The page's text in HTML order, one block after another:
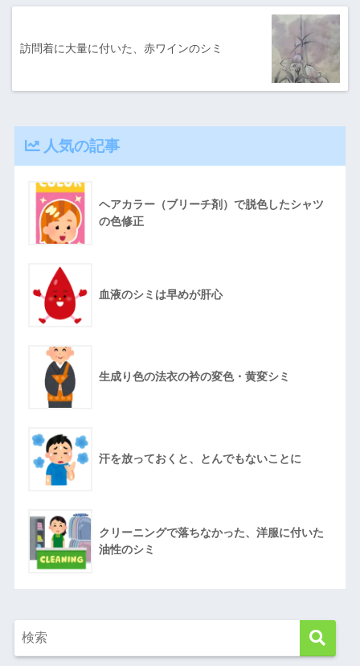
訪問着に大量に付いた、赤ワインのシミ
人気の記事
ヘアカラー（ブリーチ剤）で脱色したシャツ
の色修正
血液のシミは早めが肝心
生成り色の法衣の衿の変色・黄変シミ
汗を放っておくと、とんでもないことに
クリーニングで落ちなかった、洋服に付いた
油性のシミ